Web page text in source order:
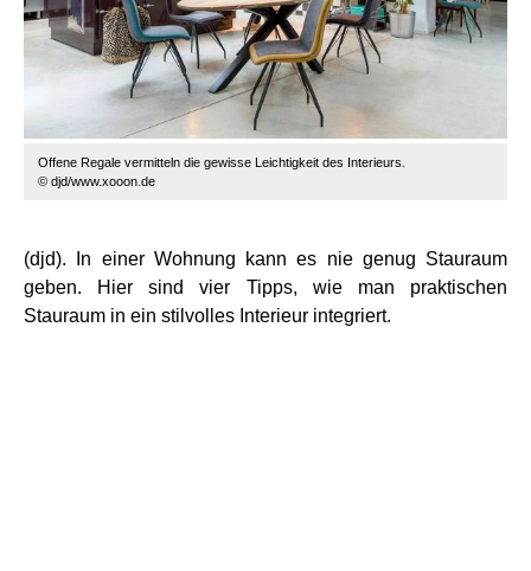
Offene Regale vermitteln die gewisse Leichtigkeit des Interieurs.
© djd/www.xooon.de
(djd). In einer Wohnung kann es nie genug Stauraum
geben. Hier sind vier Tipps, wie man praktischen
Stauraum in ein stilvolles Interieur integriert.